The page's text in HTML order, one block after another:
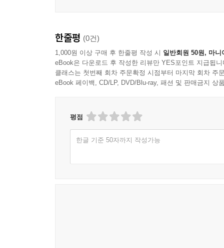
페이지를 넘기는 내내 외국 집을 방문하는 기분!
눈이 즐겁고 소장 가치가 높은 책
『네버 투 스몰 2』엔 눈을 즐겁게 하는 요소가
한줄평 (0건)
1,000원 이상 구매 후 한줄평 작성 시 일반회원 50원, 마니
eBook은 다운로드 후 작성한 리뷰만 YES포인트 지급됩니
클래스는 첫번째 회차 주문확정 시점부터 마지막 회차 주
eBook 페이백, CD/LP, DVD/Blu-ray, 패션 및 판매금지 상
평점
한글 기준 50자까지 작성가능